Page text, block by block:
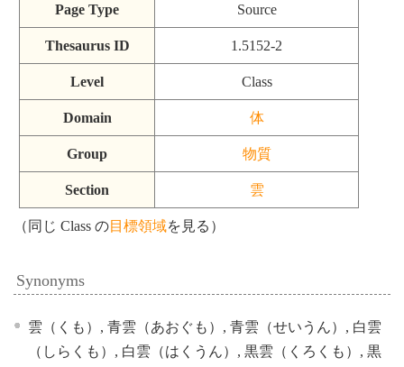
Page Type Source
Thesaurus ID 1.5152-2
Level Class
Domain 体
Group 物質
Section 雲
（同じ Class の目標領域を見る）
Synonyms
雲（くも）, 青雲（あおぐも）, 青雲（せいうん）, 白雲
（しらくも）, 白雲（はくうん）, 黒雲（くろくも）, 黒